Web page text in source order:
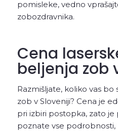
pomisleke, vedno
zobozdravnika.
Cena
beljenja zob
Razmišljate, koliko vas
zob v Sloveniji? Cena je
pri izbiri postopka, zato
poznate vse podrobnosti,